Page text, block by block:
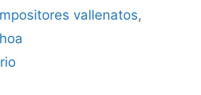
vallenatos,